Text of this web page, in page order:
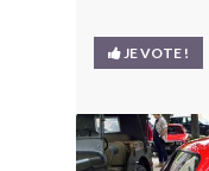
LE BLOG
JE VOTE !